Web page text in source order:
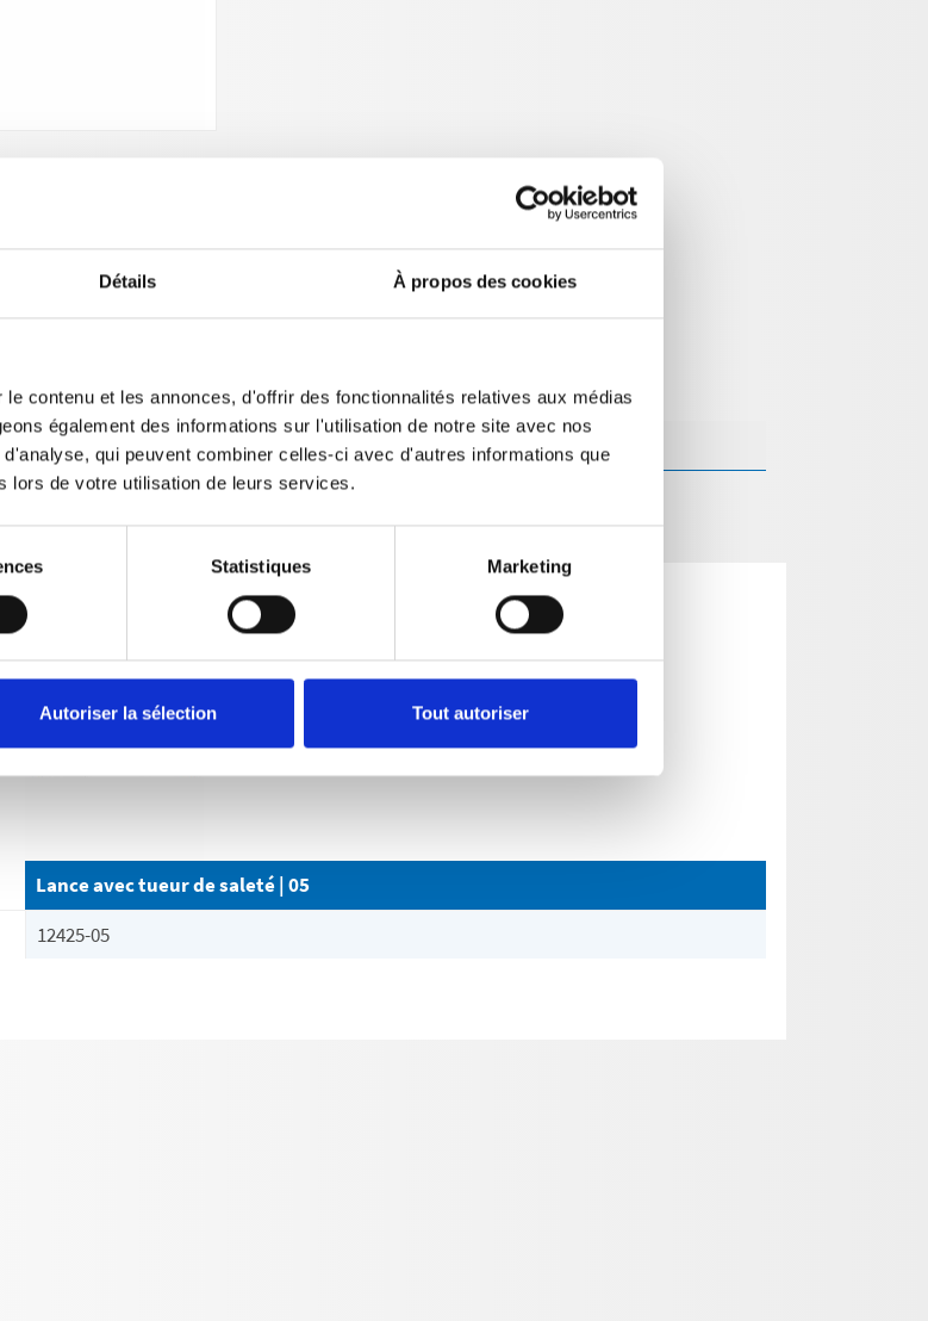
Détails À propos des cookies
contenu et les annonces, d'offrir des fonctionnalités relatives aux médias
également des informations sur l'utilisation de notre site avec nos
qui peuvent combiner celles-ci avec d'autres informations que
lors de votre utilisation de leurs services.
Statistiques Marketing
Autoriser la sélection Tout autoriser
Données techniques
Lance avec tueur de saleté | 05
12425-05